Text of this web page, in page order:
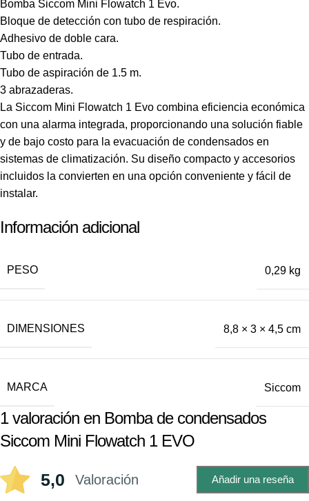
Bomba Siccom Mini Flowatch 1 Evo.
Bloque de detección con tubo de respiración.
Adhesivo de doble cara.
Tubo de entrada.
Tubo de aspiración de 1.5 m.
3 abrazaderas.
La Siccom Mini Flowatch 1 Evo combina eficiencia económica
con una alarma integrada, proporcionando una solución fiable
y de bajo costo para la evacuación de condensados en
sistemas de climatización. Su diseño compacto y accesorios
incluidos la convierten en una opción conveniente y fácil de
instalar.
Información adicional
PESO 0,29 kg
DIMENSIONES 8,8 × 3 × 4,5 cm
MARCA Siccom
1 valoración en Bomba de condensados
Siccom Mini Flowatch 1 EVO
5,0 Valoración Añadir una reseña